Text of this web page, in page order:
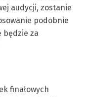
audycji, zostanie
podobnie
będzie za
finałowych